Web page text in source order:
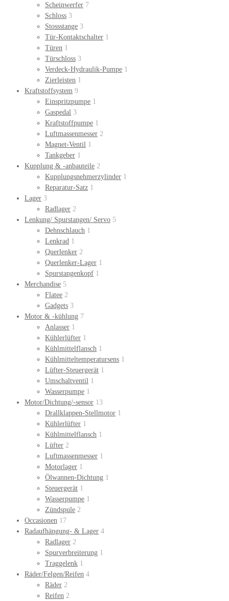
Scheinwerfer 7
Schloss 3
Stossstange 3
Tür-Kontaktschalter 1
Türen 1
Türschloss 3
Verdeck-Hydraulik-Pumpe 1
Zierleisten 1
Kraftstoffsystem 9
Einspritzpumpe 1
Gaspedal 3
Kraftstoffpumpe 1
Luftmassenmesser 2
Magnet-Ventil 1
Tankgeber 1
Kupplung & -anbauteile 2
Kupplungsnehmerzylinder 1
Reparatur-Satz 1
Lager 3
Radlager 2
Lenkung/ Spurstangen/ Servo 5
Dehnschlauch 1
Lenkrad 1
Querlenker 2
Querlenker-Lager 1
Spurstangenkopf 1
Merchandise 5
Flatee 2
Gadgets 3
Motor & -kühlung 7
Anlasser 1
Kühlerlüfter 1
Kühlmittelflansch 1
Kühlmitteltemperatursens 1
Lüfter-Steuergerät 1
Umschaltventil 1
Wasserpumpe 1
Motor/Dichtung/-sensor 13
Drallklappen-Stellmotor 1
Kühlerlüfter 1
Kühlmittelflansch 1
Lüfter 2
Luftmassenmesser 1
Motorlager 1
Ölwannen-Dichtung 1
Steuergerät 1
Wasserpumpe 1
Zündspule 2
Occasionen 17
Radaufhängung- & Lager 4
Radlager 2
Spurverbreiterung 1
Traggelenk 1
Räder/Felgen/Reifen 4
Räder 2
Reifen 2